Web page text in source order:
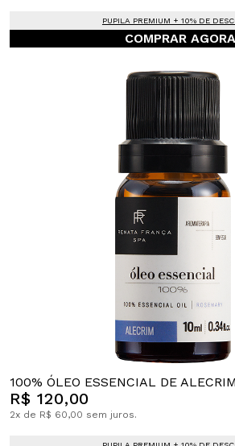
PUPILA PREMIUM + 10% DE
COMPRAR AGORA
100% ÓLEO ESSENCIAL DE
R$ 120,00
2x de R$ 60,00 sem juros.